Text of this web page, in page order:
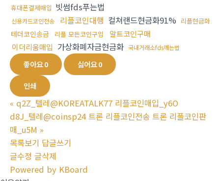
휴대폰결제매입 빗썸fds푸는법
신용카드코인전송 리플코인대행 컬쳐랜드현금화91% 리플현금화
테더코인송금 리플 모든코인구입
알트코인구매
이더리움매입 가상화폐자금현금화 국내거래소fds깨는법
좋아요0 싫어요0
인쇄
« q2Z_텔레@KOREATALK77 리플코인매입_y6O
d8J_텔레@coinsp24 트론 리플코인전송 트론 리플코인판
매_u5M »
목록보기 답글쓰기
글수정 글삭제
Powered by KBoard